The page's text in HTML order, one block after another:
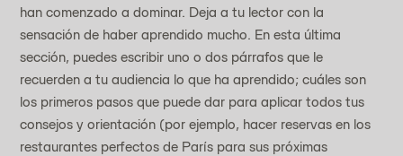
han comenzado a dominar. Deja a tu lector con la
sensación de haber aprendido mucho. En esta última
sección, puedes escribir uno o dos párrafos que le
recuerden a tu audiencia lo que ha aprendido; cuáles son
los primeros pasos que puede dar para aplicar todos tus
consejos y orientación (por ejemplo, hacer reservas en los
restaurantes perfectos de París para sus próximas